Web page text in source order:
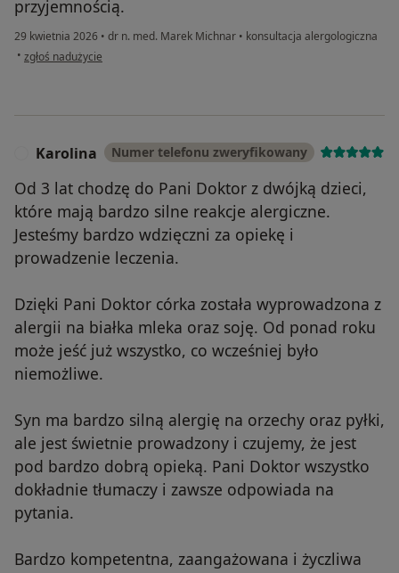
przyjemnością.
29 kwietnia 2026 • dr n. med. Marek Michnar • konsultacja alergologiczna
• w opinii użytkownika Jakub
zgłoś nadużycie
Karolina Numer telefonu zweryfikowany
Od 3 lat chodzę do Pani Doktor z dwójką dzieci,
które mają bardzo silne reakcje alergiczne.
Jesteśmy bardzo wdzięczni za opiekę i
prowadzenie leczenia.
Dzięki Pani Doktor córka została wyprowadzona z
alergii na białka mleka oraz soję. Od ponad roku
może jeść już wszystko, co wcześniej było
niemożliwe.
Syn ma bardzo silną alergię na orzechy oraz pyłki,
ale jest świetnie prowadzony i czujemy, że jest
pod bardzo dobrą opieką. Pani Doktor wszystko
dokładnie tłumaczy i zawsze odpowiada na
pytania.
Bardzo kompetentna, zaangażowana i życzliwa